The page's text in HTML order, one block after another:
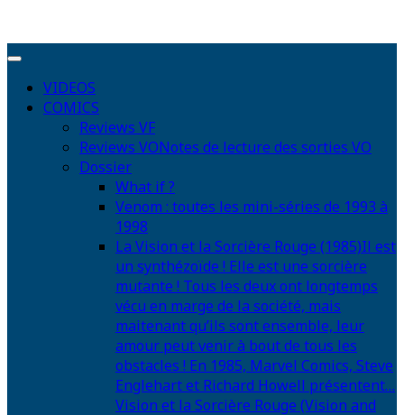
VIDEOS
COMICS
Reviews VF
Reviews VONotes de lecture des sorties VO
Dossier
What if ?
Venom : toutes les mini-séries de 1993 à
1998
La Vision et la Sorcière Rouge (1985)Il est
un synthézoïde ! Elle est une sorcière
mutante ! Tous les deux ont longtemps
vécu en marge de la société, mais
maitenant qu’ils sont ensemble, leur
amour peut venir à bout de tous les
obstacles ! En 1985, Marvel Comics, Steve
Englehart et Richard Howell présentent…
Vision et la Sorcière Rouge (Vision and